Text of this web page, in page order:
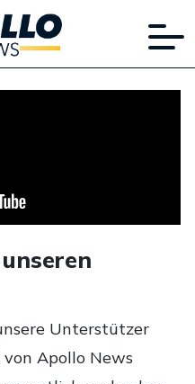
Unterstützer
Apollo News